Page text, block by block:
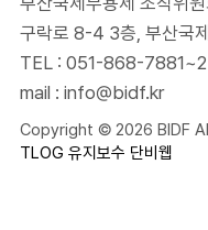
구락로 8-4 3층, 부산국
TEL : 051-868-7881~2
mail : info@bidf.kr
Copyright © 2026 BIDF
TLOG 유지보수 단비웹